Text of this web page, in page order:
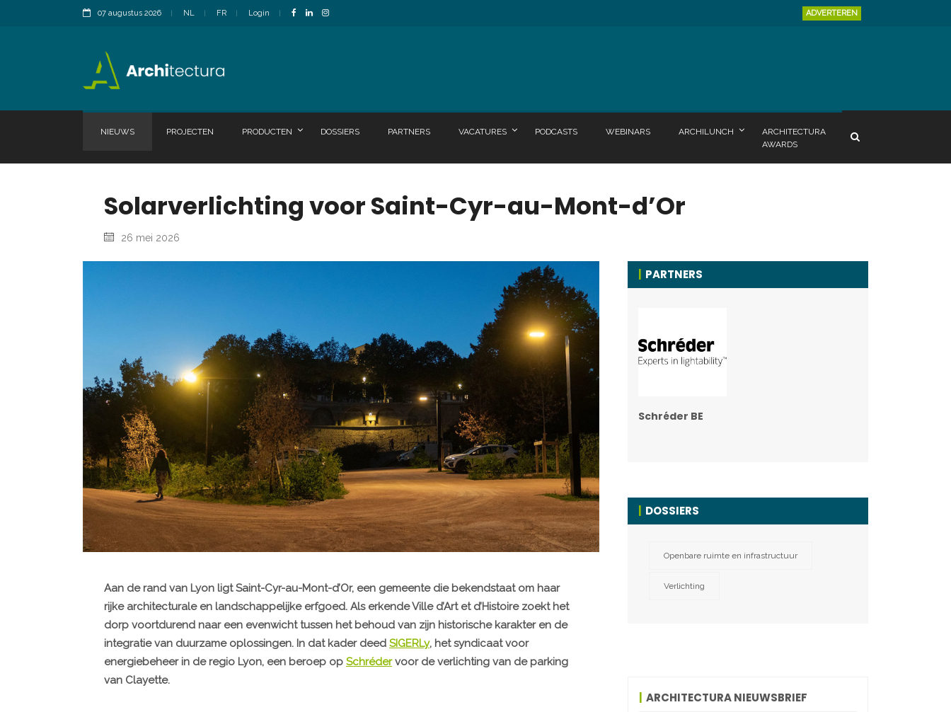
07 augustus 2026 NL FR Login ADVERTEREN
NIEUWS PROJECTEN PRODUCTEN DOSSIERS PARTNERS VACATURES PODCASTS WEBINARS ARCHILUNCH
ARCHITECTURA
AWARDS
Solarverlichting voor Saint-Cyr-au-Mont-d’Or
26 mei 2026
Aan de rand van Lyon ligt Saint-Cyr-au-Mont-d’Or, een gemeente die bekendstaat om haar
rijke architecturale en landschappelijke erfgoed. Als erkende Ville d’Art et d’Histoire zoekt het
dorp voortdurend naar een evenwicht tussen het behoud van zijn historische karakter en de
integratie van duurzame oplossingen. In dat kader deed SIGERLy, het syndicaat voor
energiebeheer in de regio Lyon, een beroep op Schrédervoor de verlichting van de parking
van Clayette.
PARTNERS
Schréder BE
DOSSIERS
Openbare ruimte en infrastructuur
Verlichting
ARCHITECTURA NIEUWSBRIEF